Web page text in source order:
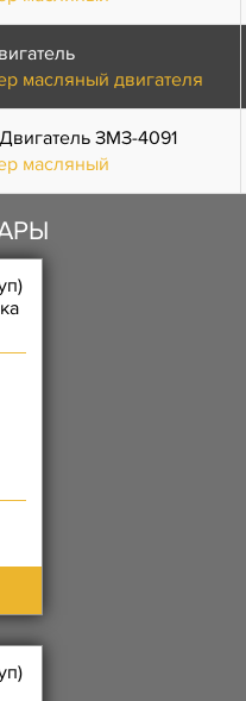
масляный двигателя
Двигатель ЗМЗ-4091
масляный